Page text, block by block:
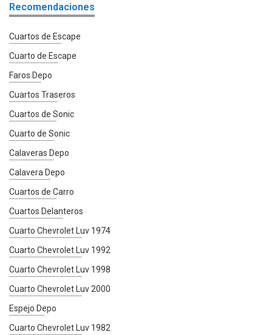
Recomendaciones
Cuartos de Escape
Cuarto de Escape
Faros Depo
Cuartos Traseros
Cuartos de Sonic
Cuarto de Sonic
Calaveras Depo
Calavera Depo
Cuartos de Carro
Cuartos Delanteros
Cuarto Chevrolet Luv 1974
Cuarto Chevrolet Luv 1992
Cuarto Chevrolet Luv 1998
Cuarto Chevrolet Luv 2000
Espejo Depo
Cuarto Chevrolet Luv 1982